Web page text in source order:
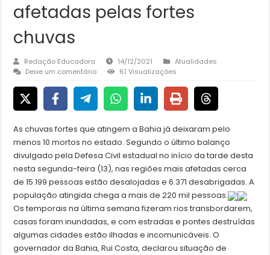
afetadas pelas fortes
chuvas
Redação Educadora 14/12/2021
Atualidades
Deixe um comentário
61 Visualizações
As chuvas fortes que atingem a Bahia já deixaram pelo
menos 10 mortos no estado. Segundo o último balanço
divulgado pela Defesa Civil estadual no início da tarde desta
nesta segunda-feira (13), nas regiões mais afetadas cerca
de 15.199 pessoas estão desalojadas e 6.371 desabrigadas. A
população atingida chega a mais de 220 mil pessoas.
Os temporais na última semana fizeram rios transbordarem,
casas foram inundadas, e com estradas e pontes destruídas
algumas cidades estão ilhadas e incomunicáveis. O
governador da Bahia, Rui Costa, declarou situação de